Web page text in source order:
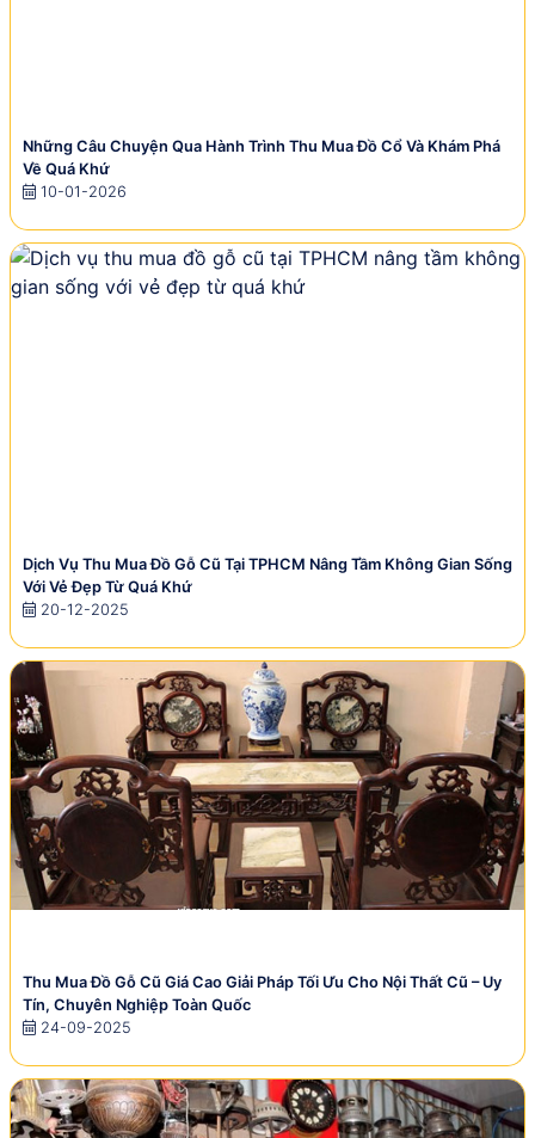
Những Câu Chuyện Qua Hành Trình Thu Mua Đồ Cổ Và Khám Phá
Về Quá Khứ
10-01-2026
Dịch Vụ Thu Mua Đồ Gỗ Cũ Tại TPHCM Nâng Tầm Không Gian Sống
Với Vẻ Đẹp Từ Quá Khứ
20-12-2025
Thu Mua Đồ Gỗ Cũ Giá Cao Giải Pháp Tối Ưu Cho Nội Thất Cũ – Uy
Tín, Chuyên Nghiệp Toàn Quốc
24-09-2025